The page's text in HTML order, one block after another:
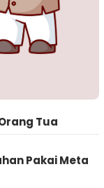
Tua
Pakai Meta